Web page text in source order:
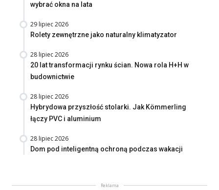
wybrać okna na lata
29 lipiec 2026
Rolety zewnętrzne jako naturalny klimatyzator
28 lipiec 2026
20 lat transformacji rynku ścian. Nowa rola H+H w
budownictwie
28 lipiec 2026
Hybrydowa przyszłość stolarki. Jak Kömmerling
łączy PVC i aluminium
28 lipiec 2026
Dom pod inteligentną ochroną podczas wakacji
Reklama